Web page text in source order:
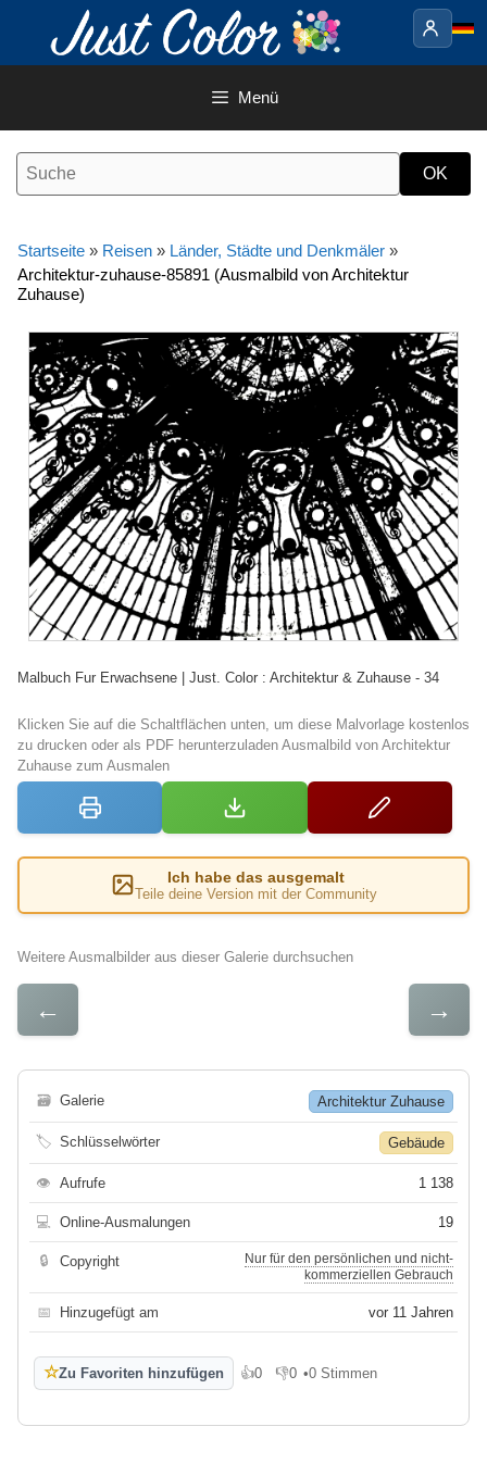
Inhalt
Menü
Startseite » Reisen » Länder, Städte und Denkmäler »
Architektur-zuhause-85891 (Ausmalbild von Architektur
Zuhause)
Malbuch Fur Erwachsene | Just. Color : Architektur & Zuhause - 34
Klicken Sie auf die Schaltflächen unten, um diese Malvorlage kostenlos
zu drucken oder als PDF herunterzuladen Ausmalbild von Architektur
Zuhause zum Ausmalen
Ich habe das ausgemalt
Teile deine Version mit der Community
Weitere Ausmalbilder aus dieser Galerie durchsuchen
← →
🗃 Galerie Architektur Zuhause
🏷 Schlüsselwörter Gebäude
👁 Aufrufe 1 138
💻 Online-Ausmalungen 19
🔒 Copyright
Nur für den persönlichen und nicht-
kommerziellen Gebrauch
📅 Hinzugefügt am vor 11 Jahren
☆Zu Favoriten hinzufügen 👍0
Gefällt mir
👎0
Gefällt mir nicht
•0 Stimmen